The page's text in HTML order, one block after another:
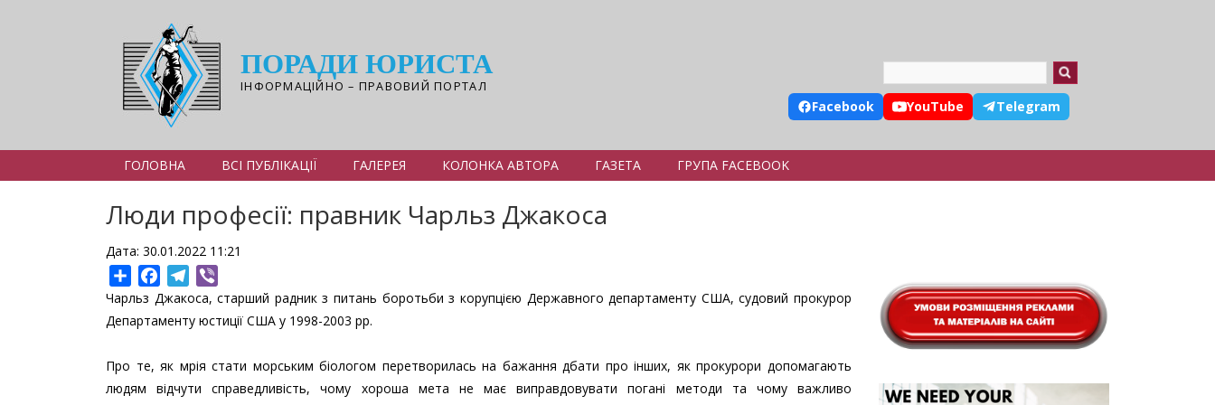
ПОРАДИ ЮРИСТА
ІНФОРМАЦІЙНО – ПРАВОВИЙ ПОРТАЛ
Facebook YouTube Telegram
ГОЛОВНА ВСІ ПУБЛІКАЦІЇ ГАЛЕРЕЯ КОЛОНКА АВТОРА ГАЗЕТА ГРУПА FACEBOOK
Люди професії: правник Чарльз Джакоса
Дата: 30.01.2022 11:21
ShareFacebookTelegram
Чарльз Джакоса, старший радник з питань боротьби з корупцією Державного департаменту США, судовий прокурор
Департаменту юстиції США у 1998-2003 рр.
Про те, як мрія стати морським біологом перетворилась на бажання дбати про інших, як прокурори допомагають
людям відчути справедливість, чому хороша мета не має виправдовувати погані методи та чому важливо